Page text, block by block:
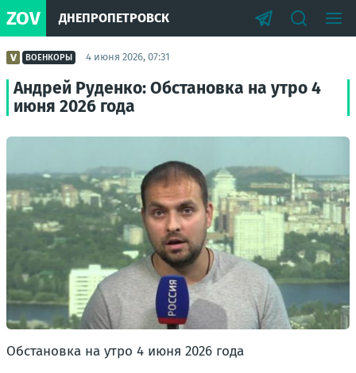
ZOV ДНЕПРОПЕТРОВСК
ВОЕНКОРЫ 4 июня 2026, 07:31
Андрей Руденко: Обстановка на утро 4
июня 2026 года
Обстановка на утро 4 июня 2026 года